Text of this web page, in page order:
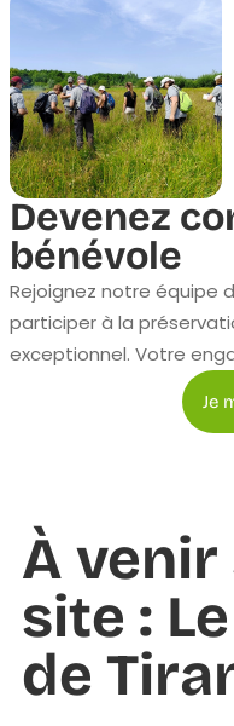
Devenez
bénévole
Rejoignez notre équipe
participer à la
exceptionnel. Votre
Je
À venir
site :
de